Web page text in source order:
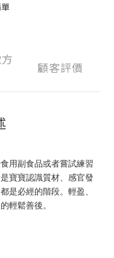
顧客評價
用副食品或者嘗試練習
寶寶認識質材、感官發
是必經的階段。輕盈、
輕鬆善後。